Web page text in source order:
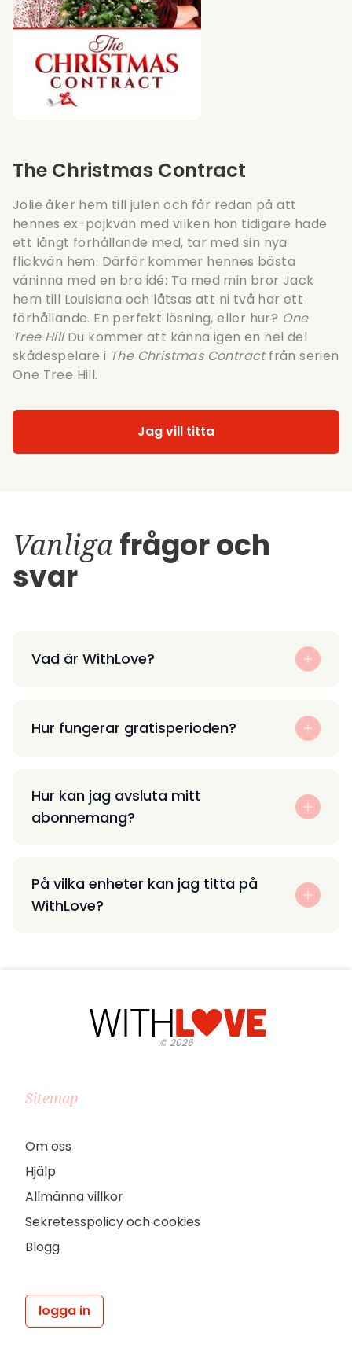
The Christmas Contract
Jolie åker hem till julen och får redan på att
hennes ex-pojkvän med vilken hon tidigare hade
ett långt förhållande med, tar med sin nya
flickvän hem. Därför kommer hennes bästa
väninna med en bra idé: Ta med min bror Jack
hem till Louisiana och låtsas att ni två har ett
förhållande. En perfekt lösning, eller hur? One
Tree HillDu kommer att känna igen en hel del
skådespelare i The Christmas Contractfrån serien
One Tree Hill.
Jag vill titta
Vanligafrågor och
svar
Vad är WithLove?
Hur fungerar gratisperioden?
Hur kan jag avsluta mitt
abonnemang?
På vilka enheter kan jag titta på
WithLove?
©2026
Sitemap
Om oss
Hjälp
Allmänna villkor
Sekretesspolicy och cookies
Blogg
logga in